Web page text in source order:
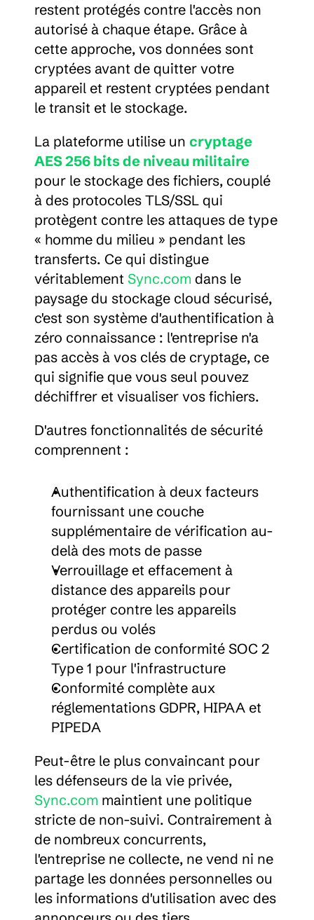
restent protégés contre l'accès non
autorisé à chaque étape. Grâce à
cette approche, vos données sont
cryptées avant de quitter votre
appareil et restent cryptées pendant
le transit et le stockage.
La plateforme utilise un cryptage
AES 256 bits de niveau militaire
pour le stockage des fichiers, couplé
à des protocoles TLS/SSL qui
protègent contre les attaques de type
« homme du milieu » pendant les
transferts. Ce qui distingue
véritablement Sync.com dans le
paysage du stockage cloud sécurisé,
c'est son système d'authentification à
zéro connaissance : l'entreprise n'a
pas accès à vos clés de cryptage, ce
qui signifie que vous seul pouvez
déchiffrer et visualiser vos fichiers.
D'autres fonctionnalités de sécurité
comprennent :
Authentification à deux facteurs
fournissant une couche
supplémentaire de vérification au-
delà des mots de passe
Verrouillage et effacement à
distance des appareils pour
protéger contre les appareils
perdus ou volés
Certification de conformité SOC 2
Type 1 pour l'infrastructure
Conformité complète aux
réglementations GDPR, HIPAA et
PIPEDA
Peut-être le plus convaincant pour
Sync.com maintient une politique
stricte de non-suivi. Contrairement à
de nombreux concurrents,
l'entreprise ne collecte, ne vend ni ne
partage les données personnelles ou
les informations d'utilisation avec des